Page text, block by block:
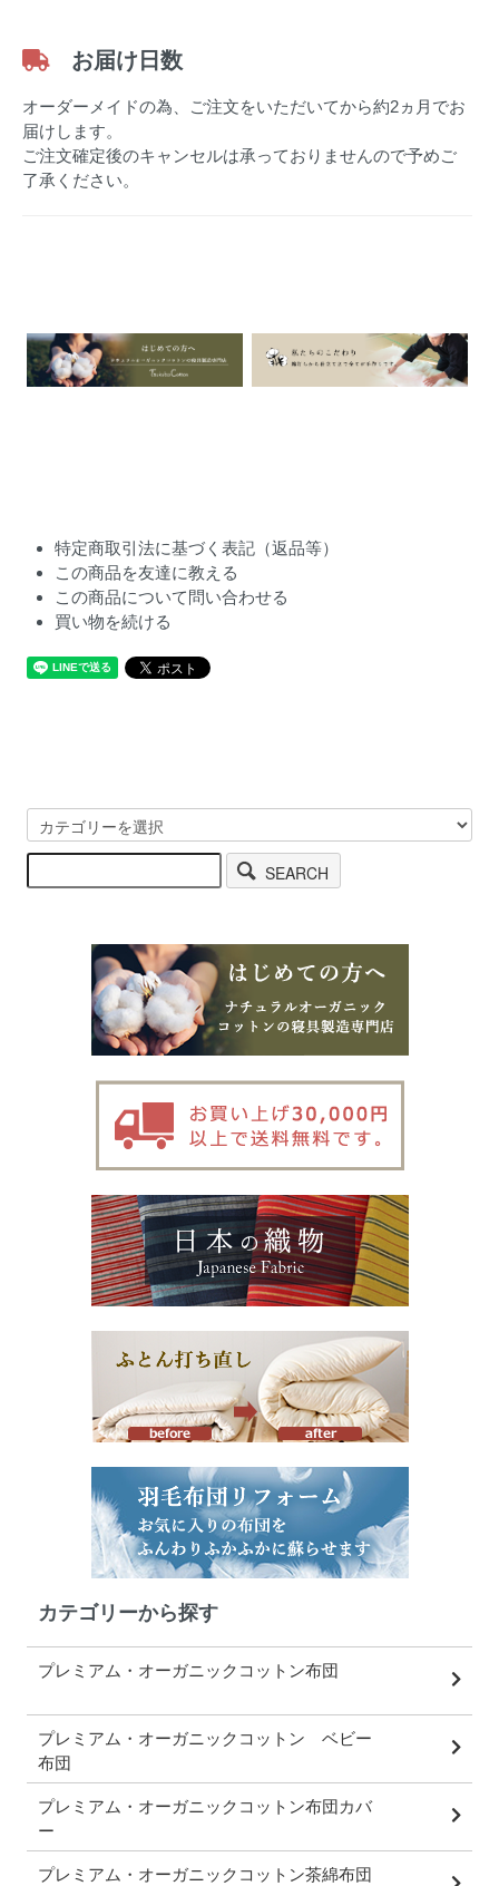
お届け日数
オーダーメイドの為、ご注文をいただいてから約2ヵ月でお
届けします。
ご注文確定後のキャンセルは承っておりませんので予めご
了承ください。
特定商取引法に基づく表記（返品等）
この商品を友達に教える
この商品について問い合わせる
買い物を続ける
SEARCH
カテゴリーから探す
プレミアム・オーガニックコットン布団
プレミアム・オーガニックコットン ベビー
布団
プレミアム・オーガニックコットン布団カバ
ー
プレミアム・オーガニックコットン茶綿布団